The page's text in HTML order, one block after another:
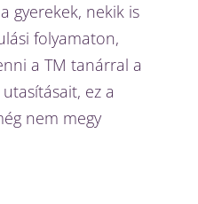
gyerekek, nekik is
folyamaton,
a TM tanárral a
ez a
nem megy